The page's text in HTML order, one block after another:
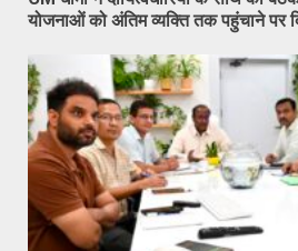
योजनाओं को अंतिम व्यक्ति तक पहुंचाने पर